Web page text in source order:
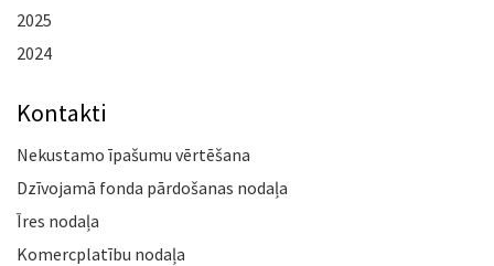
2025
2024
Kontakti
Nekustamo īpašumu vērtēšana
Dzīvojamā fonda pārdošanas nodaļa
Īres nodaļa
Komercplatību nodaļa